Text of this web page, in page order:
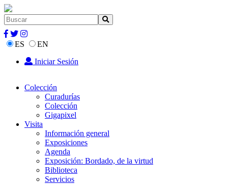
ES
EN
Iniciar Sesión
Colección
Curadurías
Colección
Gigapixel
Visita
Información general
Exposiciones
Agenda
Exposición: Bordado, de la virtud
Biblioteca
Servicios